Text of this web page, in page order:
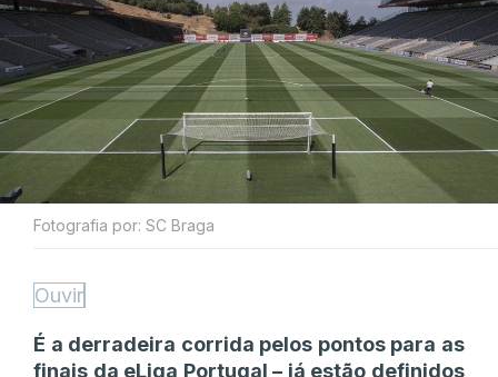
Fotografia por: SC Braga
Ouvir
É a derradeira corrida pelos pontos para as
finais da eLiga Portugal – já estão definidos